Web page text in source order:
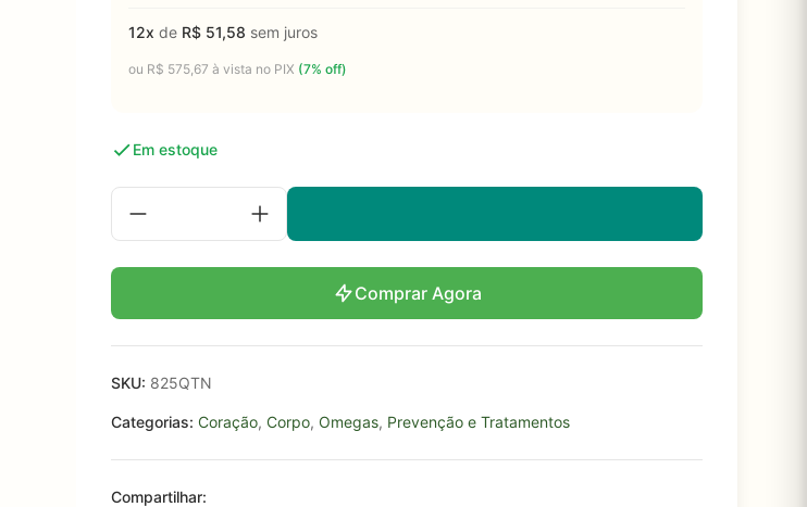
12x de R$ 51,58 sem juros
ou R$ 575,67 à vista no PIX (7% off)
Em estoque
Comprar Agora
SKU: 825QTN
Categorias: Coração, Corpo, Omegas, Prevenção e Tratamentos
Compartilhar: